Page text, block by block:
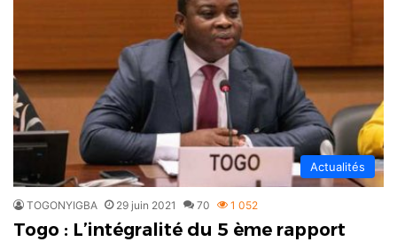
Actualités
TOGONYIGBA 29 juin 2021 70 1 052
Togo : L’intégralité du 5 ème rapport